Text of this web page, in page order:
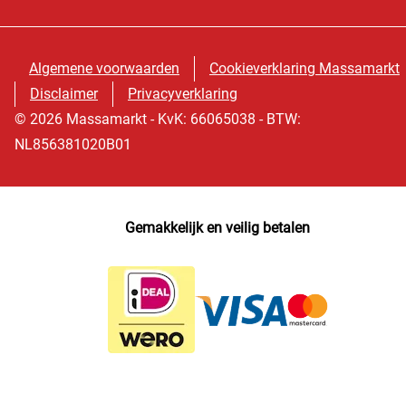
Algemene voorwaarden
Cookieverklaring Massamarkt
Disclaimer
Privacyverklaring
© 2026 Massamarkt - KvK: 66065038 - BTW:
NL856381020B01
Gemakkelijk en veilig betalen